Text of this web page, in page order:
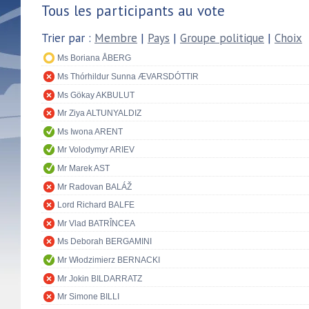
Tous les participants au vote
Trier par : Membre | Pays | Groupe politique | Choix
Ms Boriana ÅBERG
Ms Thórhildur Sunna ÆVARSDÓTTIR
Ms Gökay AKBULUT
Mr Ziya ALTUNYALDIZ
Ms Iwona ARENT
Mr Volodymyr ARIEV
Mr Marek AST
Mr Radovan BALÁŽ
Lord Richard BALFE
Mr Vlad BATRÎNCEA
Ms Deborah BERGAMINI
Mr Włodzimierz BERNACKI
Mr Jokin BILDARRATZ
Mr Simone BILLI